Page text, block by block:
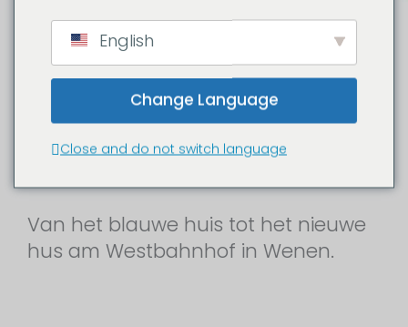
IKEA - Bouwplaats
documentaire met 4 time-
lapse camera's & drone vlucht
voor de hus in het hart van
Wenen bij het Westbahnhof
Van het blauwe huis tot het nieuwe
hus am Westbahnhof in Wenen.
English
Change Language
Close and do not switch language